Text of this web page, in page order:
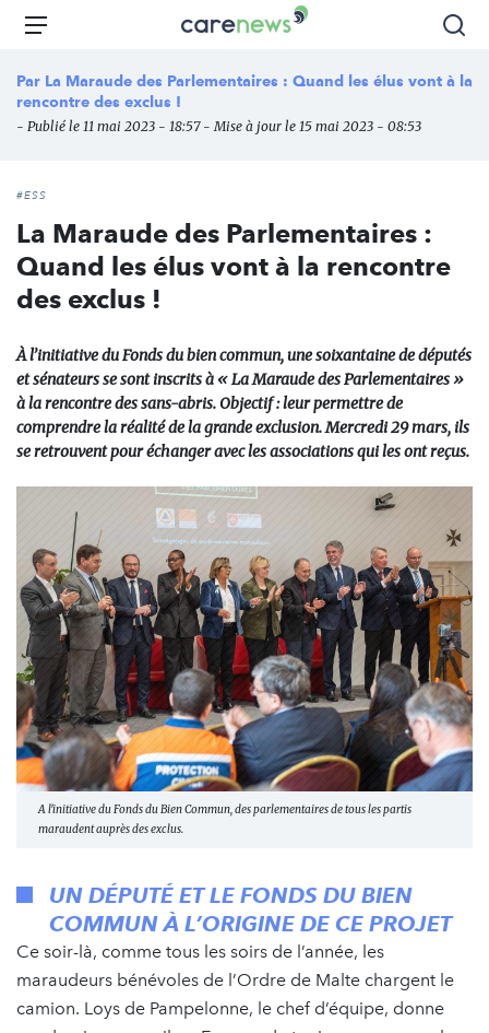
Aller
principal
Carenews,
média
acteurs
Menu
Par La Maraude des Parlementaires : Quand les élus vont à la
rencontre des exclus !
- Publié le 11 mai 2023 - 18:57 - Mise à jour le 15 mai 2023 - 08:53
#ESS
La Maraude des Parlementaires :
Quand les élus vont à la rencontre
des exclus !
À l’initiative du Fonds du bien commun, une soixantaine de députés
et sénateurs se sont inscrits à « La Maraude des Parlementaires »
à la rencontre des sans-abris. Objectif : leur permettre de
comprendre la réalité de la grande exclusion. Mercredi 29 mars, ils
se retrouvent pour échanger avec les associations qui les ont reçus.
A l'initiative du Fonds du Bien Commun, des parlementaires de tous les partis
maraudent auprès des exclus.
UN DÉPUTÉ ET LE FONDS DU BIEN
COMMUN À L’ORIGINE DE CE PROJET
Ce soir-là, comme tous les soirs de l’année, les
maraudeurs bénévoles de l’Ordre de Malte chargent le
camion. Loys de Pampelonne, le chef d’équipe, donne